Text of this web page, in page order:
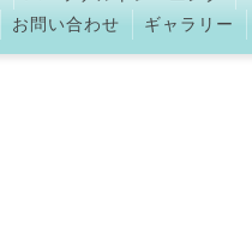
お問い合わせ ギャラリー